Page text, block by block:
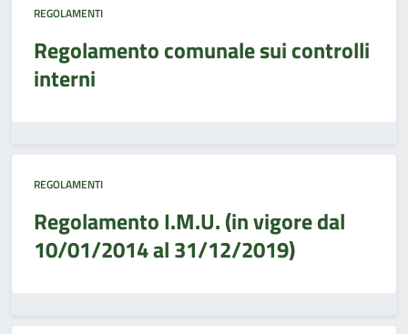
REGOLAMENTI
Regolamento comunale sui controlli
interni
REGOLAMENTI
Regolamento I.M.U. (in vigore dal
10/01/2014 al 31/12/2019)